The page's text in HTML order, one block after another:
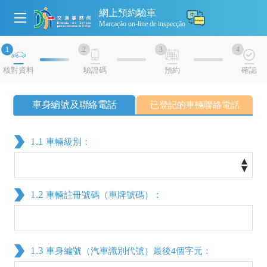
網上預約驗車
Marcação on-line de inspecção
1
核對資料
2
驗證碼
3
預約
4
確認
車身編號及聯絡電話 已登記的車輛聯絡電話
1.1 車輛級別：
1.2 車輛註冊號碼（車牌號碼）：
1.3 車身編號（汽車識別代號）最後4個字元：